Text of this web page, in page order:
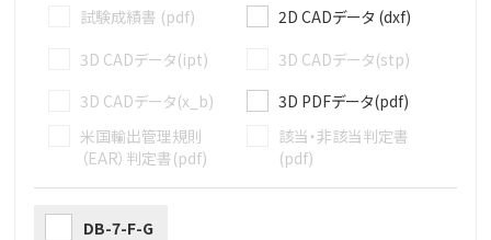
試験成績書 (pdf)
2D CADデータ (dxf)
3D CADデータ(ipt)
3D CADデータ(stp)
3D CADデータ(x_b)
3D PDFデータ(pdf)
米国輸出管理規則
（EAR）判定書(pdf)
該当・非該当判定書
(pdf)
DB-7-F-G